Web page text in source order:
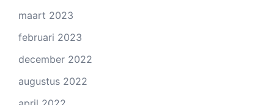
maart 2023
februari 2023
december 2022
augustus 2022